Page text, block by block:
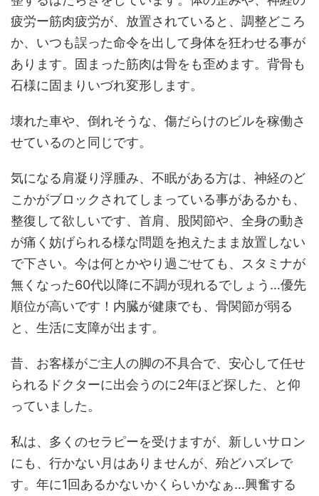
疲労ー筋肉疲労が、放置されていると、調整どころ
か、いつも誤った命令を出して身体を狂わせる事が
あります。固まった筋肉は骨をも歪めます。背骨も
石様に固まりいづれ変形します。
壊れた車や、倒れそうな、傷だらけのビルを稼働さ
せているのと同じです。
気になる肩凝り浮腫み、不眠がある方は、神経のど
こかがブロックされてしまっている事があるかも、
整復して欲しいです、首肩、股関節や、全身の動き
が痛く妨げられる様な問題を抱えたまま放置しない
で下さい。今は何とかやり過ごせても、スタミナが
無くなった60代以降に不調が現れるでしょう…優先
順位が高いです！内臓が健康でも、骨関節が弱る
と、生活に支障が出ます。
昔、お客様がご主人の脚の不具合で、安心して任せ
られるドクターに出会うのに2年ほど探した、と仰
っていました。
私は、多くのセラピーを受けますが、新しいサロン
にも、行かない月はありませんが、殆どハズレで
す。年に1回あるかないかくらいかなぁ…興奮する